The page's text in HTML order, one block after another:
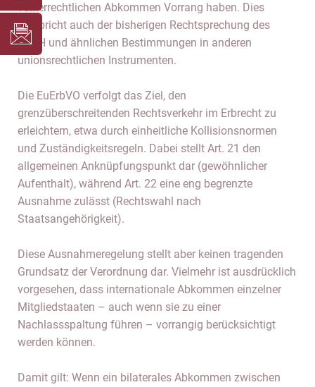
völkerrechtlichen Abkommen Vorrang haben. Dies
entspricht auch der bisherigen Rechtsprechung des
EuGH und ähnlichen Bestimmungen in anderen
unionsrechtlichen Instrumenten.
Die EuErbVO verfolgt das Ziel, den
grenzüberschreitenden Rechtsverkehr im Erbrecht zu
erleichtern, etwa durch einheitliche Kollisionsnormen
und Zuständigkeitsregeln. Dabei stellt Art. 21 den
allgemeinen Anknüpfungspunkt dar (gewöhnlicher
Aufenthalt), während Art. 22 eine eng begrenzte
Ausnahme zulässt (Rechtswahl nach
Staatsangehörigkeit).
Diese Ausnahmeregelung stellt aber keinen tragenden
Grundsatz der Verordnung dar. Vielmehr ist ausdrücklich
vorgesehen, dass internationale Abkommen einzelner
Mitgliedstaaten – auch wenn sie zu einer
Nachlassspaltung führen – vorrangig berücksichtigt
werden können.
Damit gilt: Wenn ein bilaterales Abkommen zwischen